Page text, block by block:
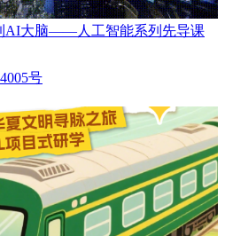
AI大脑——人工智能系列先导课
号